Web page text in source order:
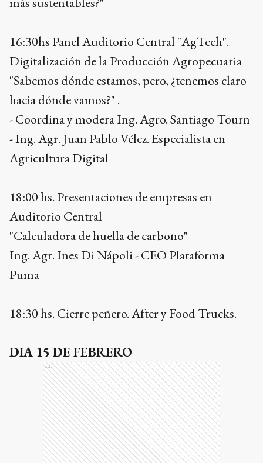
16:30hs Panel Auditorio Central "AgTech".
Digitalización de la Producción Agropecuaria
"Sabemos dónde estamos, pero, ¿tenemos claro
hacia dónde vamos?" .
- Coordina y modera Ing. Agro. Santiago Tourn
- Ing. Agr. Juan Pablo Vélez. Especialista en
Agricultura Digital
18:00 hs. Presentaciones de empresas en
Auditorio Central
"Calculadora de huella de carbono"
Ing. Agr. Ines Di Nápoli - CEO Plataforma
Puma
18:30 hs. Cierre peñero. After y Food Trucks.
DIA 15 DE FEBRERO
Ads